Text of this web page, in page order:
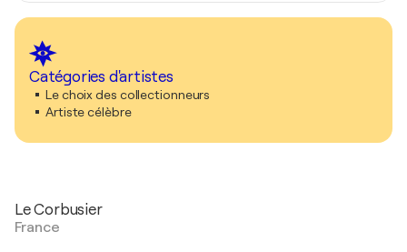
Catégories d'artistes
Le choix des collectionneurs
Artiste célèbre
Le Corbusier
France